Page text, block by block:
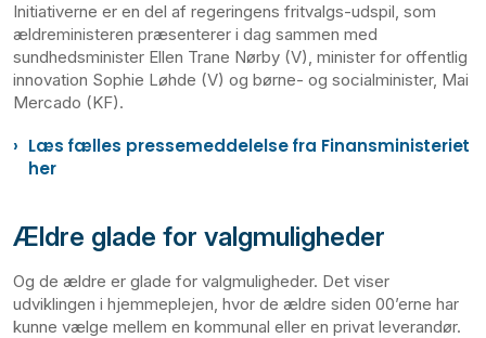
Initiativerne er en del af regeringens fritvalgs-udspil, som
ældreministeren præsenterer i dag sammen med
sundhedsminister Ellen Trane Nørby (V), minister for offentlig
innovation Sophie Løhde (V) og børne- og socialminister, Mai
Mercado (KF).
Læs fælles pressemeddelelse fra Finansministeriet
her
Ældre glade for valgmuligheder
Og de ældre er glade for valgmuligheder. Det viser
udviklingen i hjemmeplejen, hvor de ældre siden 00’erne har
kunne vælge mellem en kommunal eller en privat leverandør.